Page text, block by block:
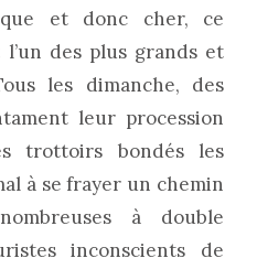
et donc cher, ce
des plus grands et
les dimanche, des
leur procession
trottoirs bondés les
à se frayer un chemin
à double
inconscients de